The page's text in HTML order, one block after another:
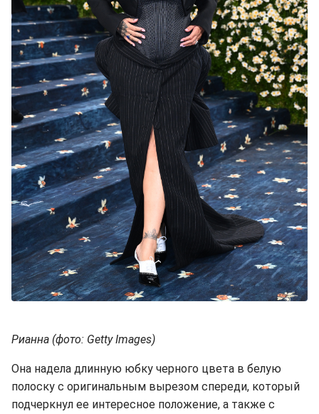
Рианна (фото: Getty Images)
Она надела длинную юбку черного цвета в белую
полоску с оригинальным вырезом спереди, который
подчеркнул ее интересное положение, а также с